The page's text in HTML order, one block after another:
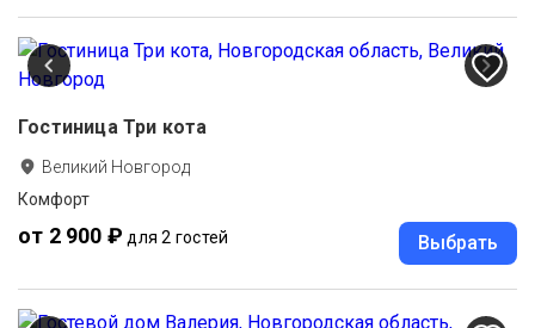
Гостиница Три кота
Великий Новгород
Комфорт
от 2 900 ₽ для 2 гостей Выбрать